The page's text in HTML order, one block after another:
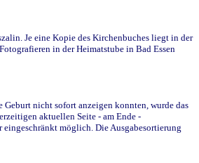
Je eine Kopie des Kirchenbuches liegt in der
in der Heimatstube in Bad Essen
nicht sofort anzeigen konnten, wurde das
aktuellen Seite - am Ende -
möglich. Die Ausgabesortierung